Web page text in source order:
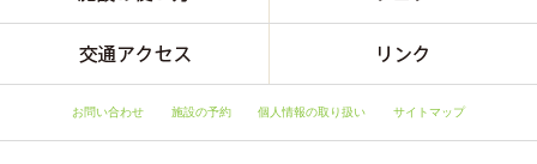
お問い合わせ 施設の予約 個人情報の取り扱い サイトマップ